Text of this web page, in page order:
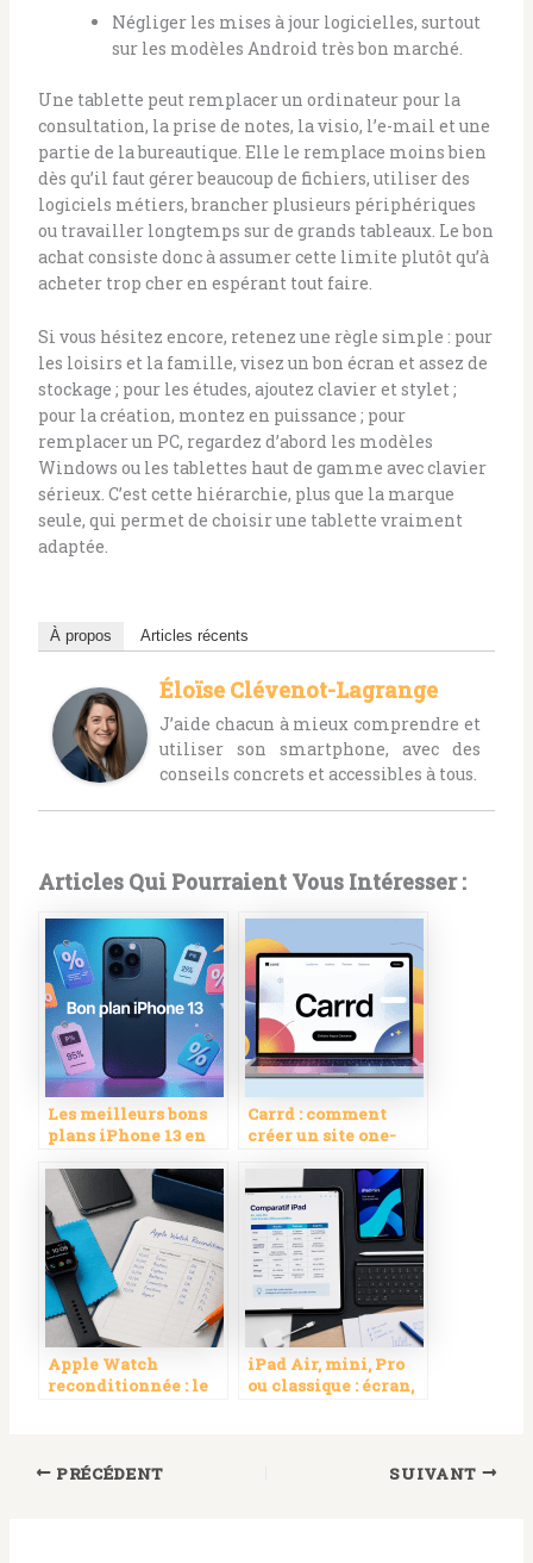
Négliger les mises à jour logicielles, surtout
sur les modèles Android très bon marché.
Une tablette peut remplacer un ordinateur pour la
consultation, la prise de notes, la visio, l’e-mail et une
partie de la bureautique. Elle le remplace moins bien
dès qu’il faut gérer beaucoup de fichiers, utiliser des
logiciels métiers, brancher plusieurs périphériques
ou travailler longtemps sur de grands tableaux. Le bon
achat consiste donc à assumer cette limite plutôt qu’à
acheter trop cher en espérant tout faire.
Si vous hésitez encore, retenez une règle simple : pour
les loisirs et la famille, visez un bon écran et assez de
stockage ; pour les études, ajoutez clavier et stylet ;
pour la création, montez en puissance ; pour
remplacer un PC, regardez d’abord les modèles
Windows ou les tablettes haut de gamme avec clavier
sérieux. C’est cette hiérarchie, plus que la marque
seule, qui permet de choisir une tablette vraiment
adaptée.
À propos Articles récents
Éloïse Clévenot-Lagrange
J’aide chacun à mieux comprendre et
utiliser son smartphone, avec des
conseils concrets et accessibles à tous.
Articles Qui Pourraient Vous Intéresser :
Les meilleurs bons
plans iPhone 13 en
manquer
Carrd : comment
créer un site one-
efficace
Apple Watch
reconditionnée : le
iPad Air, mini, Pro
ou classique : écran,
PRÉCÉDENT SUIVANT